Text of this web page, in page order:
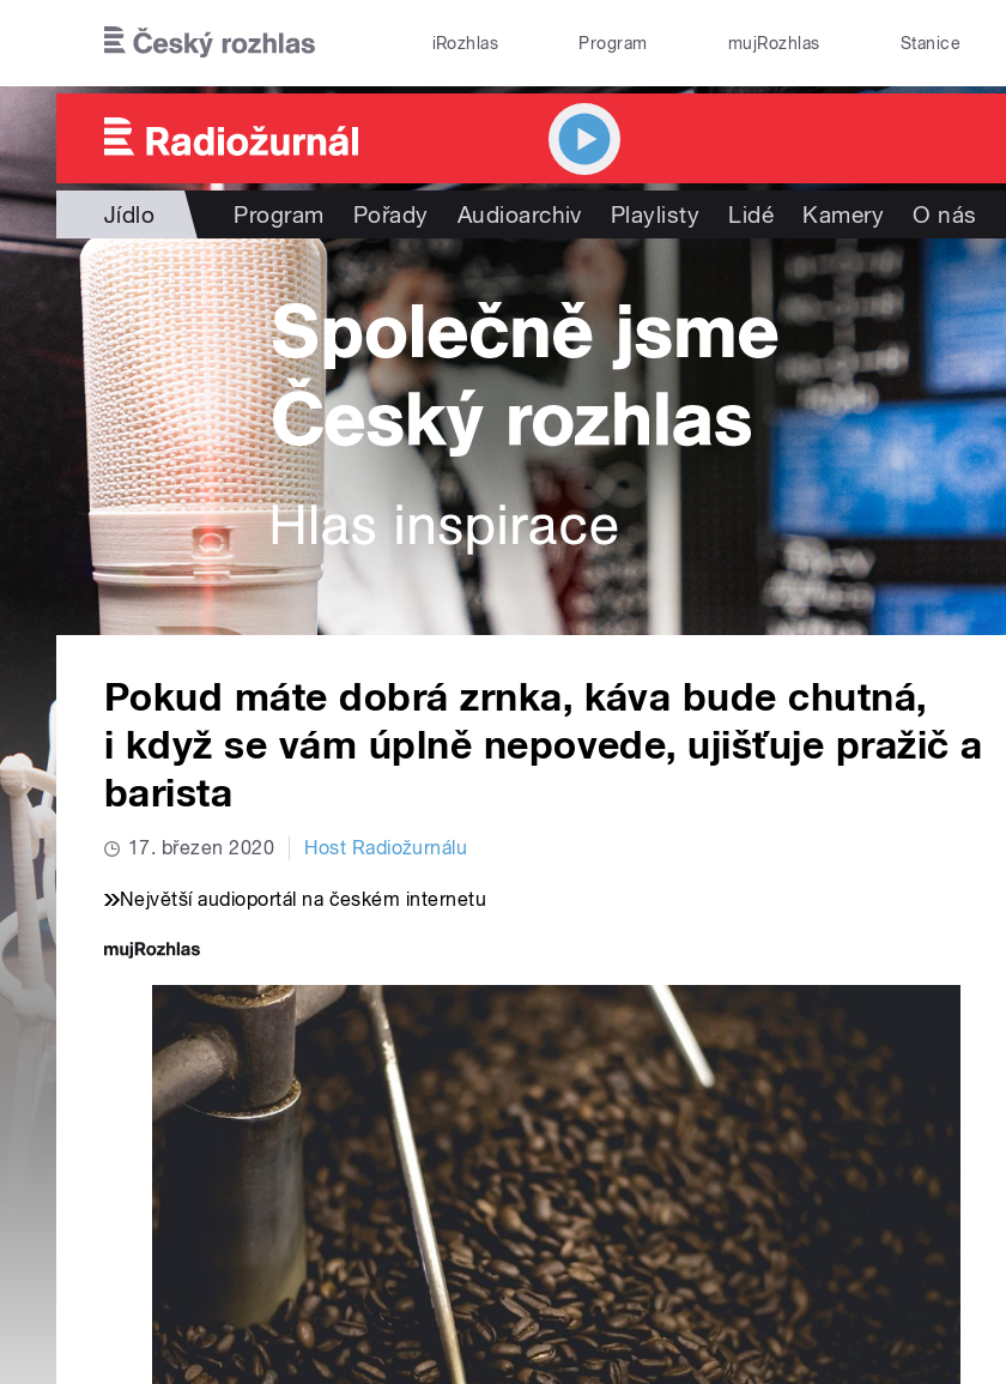
iRozhlas Program mujRozhlas Stanice
Jídlo Program Pořady Audioarchiv Playlisty Lidé Kamery O nás
Pokud máte dobrá zrnka, káva bude chutná,
i když se vám úplně nepovede, ujišťuje pražič a
barista
17. březen 2020 Host Radiožurnálu
Největší audioportál na českém internetu